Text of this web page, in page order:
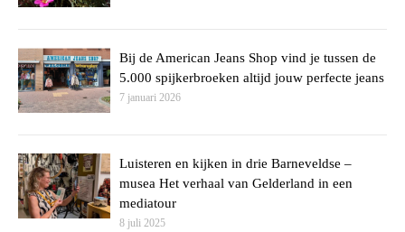
Bij de American Jeans Shop vind je tussen de
5.000 spijkerbroeken altijd jouw perfecte jeans
7 januari 2026
Luisteren en kijken in drie Barneveldse –
musea Het verhaal van Gelderland in een
mediatour
8 juli 2025